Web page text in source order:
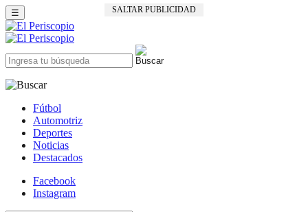
SALTAR PUBLICIDAD
☰
Fútbol
Automotriz
Deportes
Noticias
Destacados
Facebook
Instagram